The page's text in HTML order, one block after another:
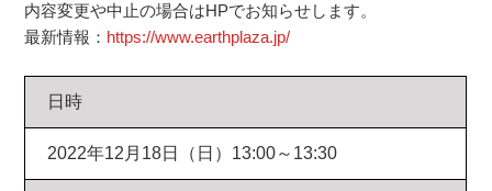
内容変更や中止の場合はHPでお知らせします。
最新情報： https://www.earthplaza.jp/
日時
2022年12月18日（日）13:00～13:30